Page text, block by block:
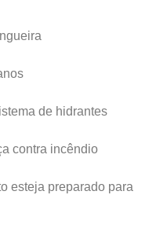
de hidrantes
contra incêndio
esteja preparado para